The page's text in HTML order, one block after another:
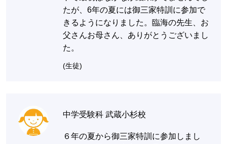
たが、6年の夏には御三家特訓に参加で
きるようになりました。臨海の先生、お
父さんお母さん、ありがとうございまし
た。
(生徒)
中学受験科 武蔵小杉校
６年の夏から御三家特訓に参加しまし